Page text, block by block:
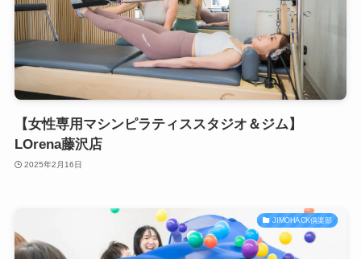
【女性専用マシンピラティススタジオ＆ジム】
LOrena藤沢店
2025年2月16日
JIMOHACK俱楽部